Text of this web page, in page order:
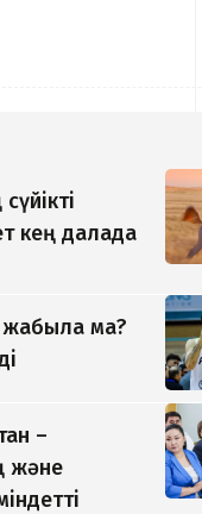
кең далада
жабыла ма?
–
және